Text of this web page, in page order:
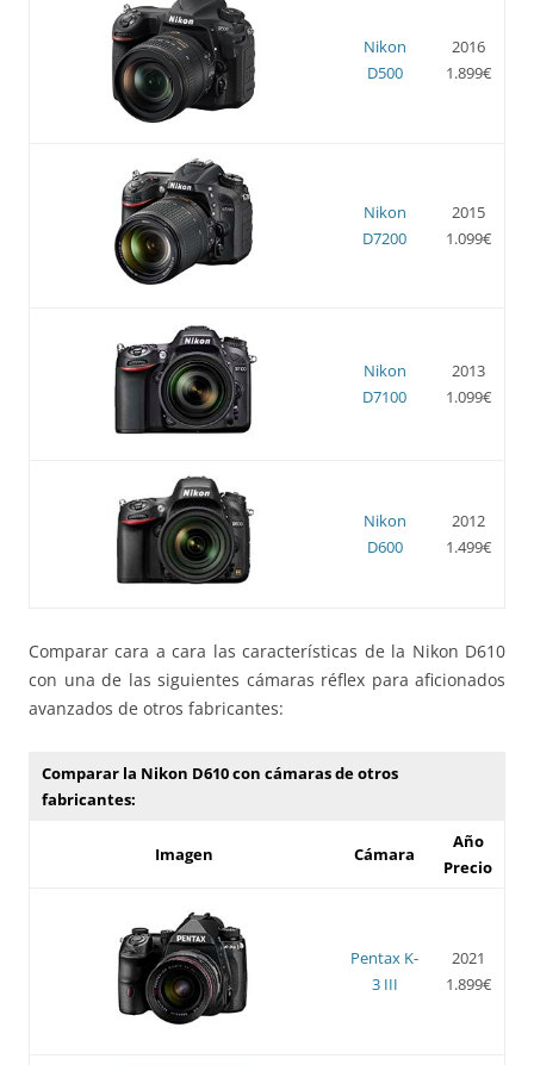
Nikon
D500
2016
1.899€
Nikon
D7200
2015
1.099€
Nikon
D7100
2013
1.099€
Nikon
D600
2012
1.499€
Comparar cara a cara las características de la Nikon D610
con una de las siguientes cámaras réflex para aficionados
avanzados de otros fabricantes:
Comparar la Nikon D610 con cámaras de otros
fabricantes:
Imagen Cámara
Año
Precio
Pentax K-
3 III
2021
1.899€